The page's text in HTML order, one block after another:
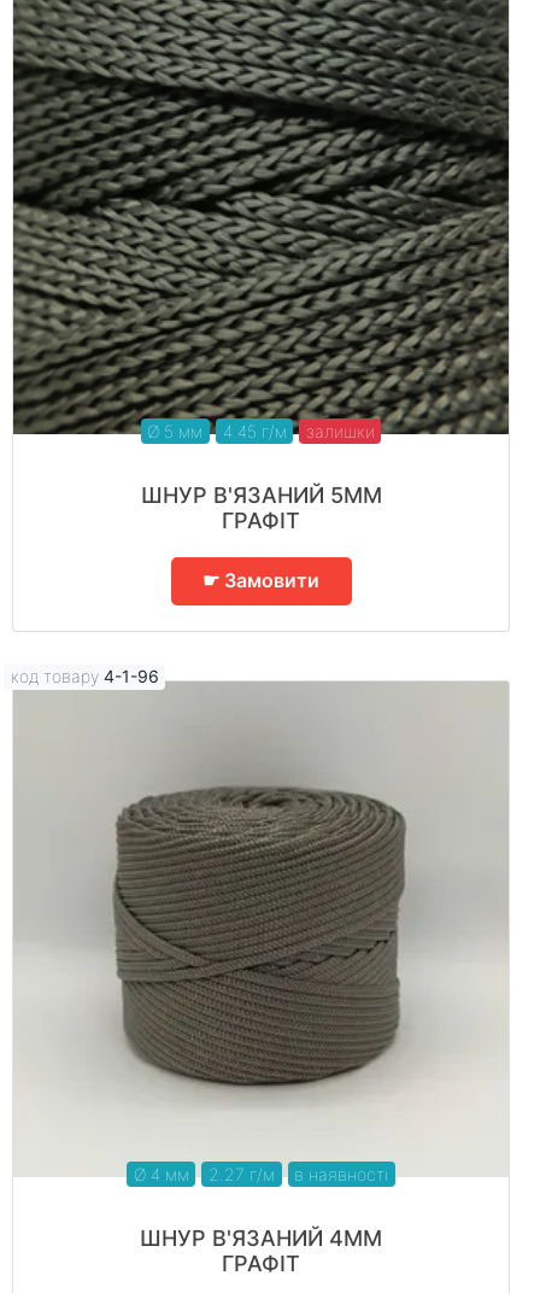
Ø 5 мм 4.45 г/м залишки
ШНУР В'ЯЗАНИЙ 5ММ
ГРАФІТ
☛ Замовити
код товару 4-1-96
Ø 4 мм 2.27 г/м в наявності
ШНУР В'ЯЗАНИЙ 4ММ
ГРАФІТ